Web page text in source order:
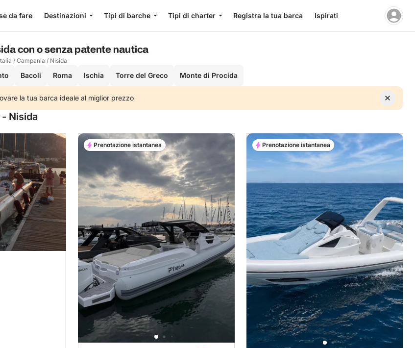
da fare Destinazioni Tipi di barche Tipi di charter Registra la tua barca Ispirati
con o senza patente nautica
/ Campania / Nisida
Bacoli Roma Ischia Torre del Greco Monte di Procida
la tua barca ideale al miglior prezzo
Nisida
Prenotazione istantanea Prenotazione istantanea